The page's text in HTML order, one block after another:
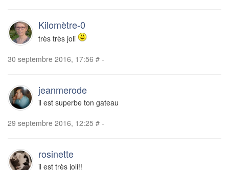
Kilomètre-0
très très joli
30 septembre 2016, 17:56 # -
jeanmerode
il est superbe ton gateau
29 septembre 2016, 12:25 # -
rosinette
il est très joli!!